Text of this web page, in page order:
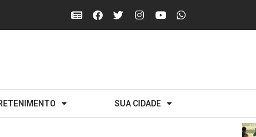
SUA CIDADE